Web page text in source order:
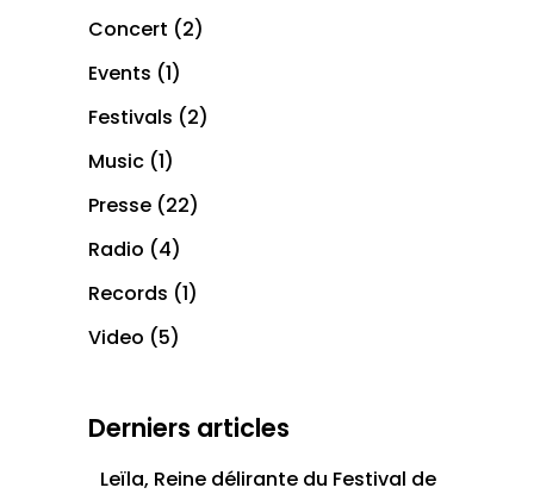
Concert (2)
Events (1)
Festivals (2)
Music (1)
Presse (22)
Radio (4)
Records (1)
Video (5)
Derniers articles
Leïla, Reine délirante du Festival de